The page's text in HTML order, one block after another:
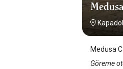
Medusa
Göreme